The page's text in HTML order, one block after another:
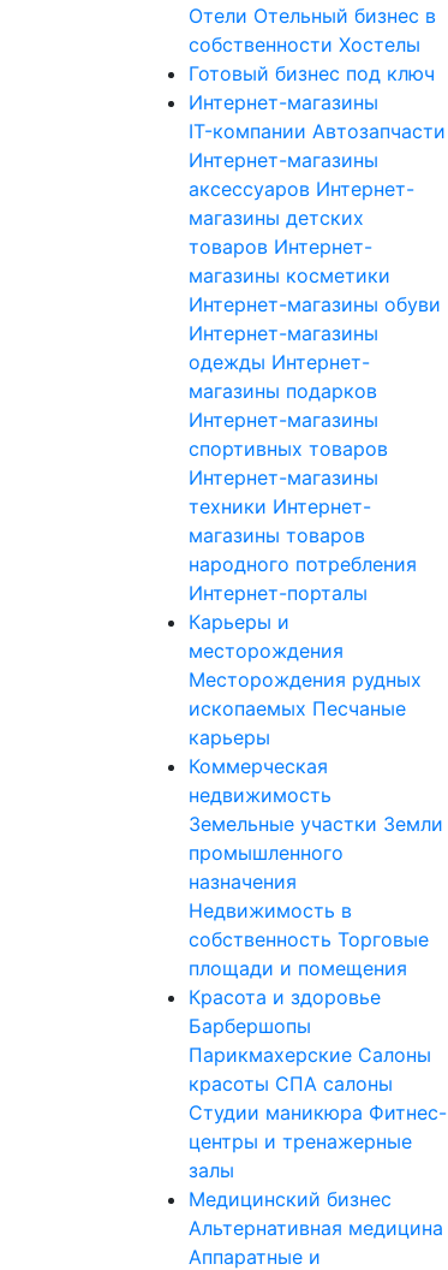
Отели Отельный бизнес в
собственности Хостелы
Готовый бизнес под ключ
Интернет-магазины
IT-компании Автозапчасти
Интернет-магазины
аксессуаров Интернет-
магазины детских
товаров Интернет-
магазины косметики
Интернет-магазины обуви
Интернет-магазины
одежды Интернет-
магазины подарков
Интернет-магазины
спортивных товаров
Интернет-магазины
техники Интернет-
магазины товаров
народного потребления
Интернет-порталы
Карьеры и
месторождения
Месторождения рудных
ископаемых Песчаные
карьеры
Коммерческая
недвижимость
Земельные участки Земли
промышленного
назначения
Недвижимость в
собственность Торговые
площади и помещения
Красота и здоровье
Барбершопы
Парикмахерские Салоны
красоты СПА салоны
Студии маникюра Фитнес-
центры и тренажерные
залы
Медицинский бизнес
Альтернативная медицина
Аппаратные и